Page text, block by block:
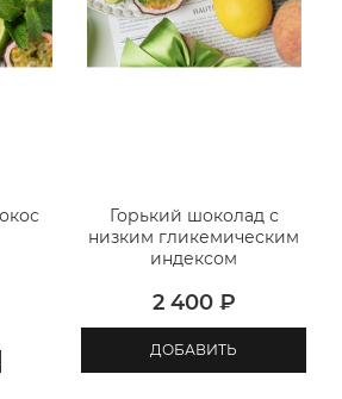
Горький шоколад с
низким гликемическим
индексом
2 400 ₽
ДОБАВИТЬ